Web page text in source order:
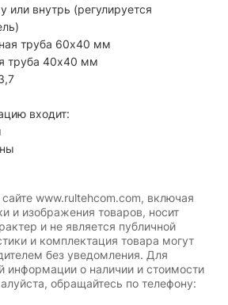
внутрь (регулируется
труба 60х40 мм
труба 40х40 мм
входит:
www.rultehcom.com, включая
и изображения товаров, носит
и не является публичной
и комплектация товара могут
без уведомления. Для
информации о наличии и стоимости
обращайтесь по телефону: